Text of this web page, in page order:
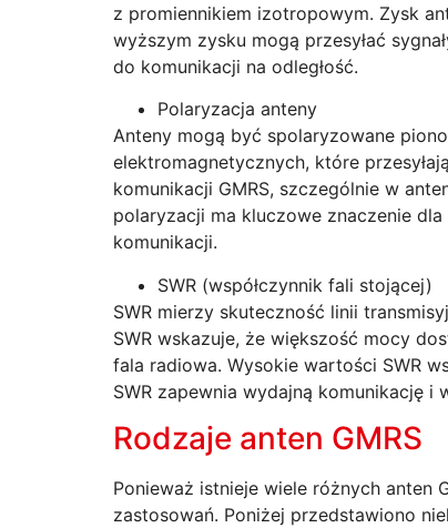
z promiennikiem izotropowym. Zysk
wyższym zysku mogą przesyłać
do komunikacji na odległość.
Polaryzacja anteny
Anteny mogą być spolaryzowane
elektromagnetycznych, które
komunikacji GMRS, szczególnie w
polaryzacji ma kluczowe znaczenie
komunikacji.
SWR (współczynnik fali stojącej)
SWR mierzy skuteczność linii
SWR wskazuje, że większość mocy
fala radiowa. Wysokie wartości SWR
SWR zapewnia wydajną komunikację i
Rodzaje anten GMRS
Ponieważ istnieje wiele różnych anten
zastosowań. Poniżej przedstawiono